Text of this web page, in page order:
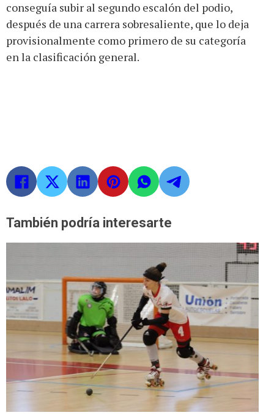
conseguía subir al segundo escalón del podio,
después de una carrera sobresaliente, que lo deja
provisionalmente como primero de su categoría
en la clasificación general.
También podría interesarte